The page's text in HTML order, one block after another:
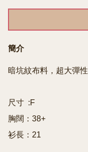
簡介
暗坑紋布料，超大彈性
尺寸  :F
胸闊：38+
衫長：21